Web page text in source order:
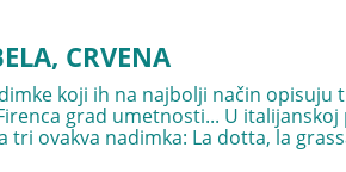
CRVENA
koji ih na najbolji način opisuju
grad umetnosti... U
tri ovakva nadimka: La dotta, la